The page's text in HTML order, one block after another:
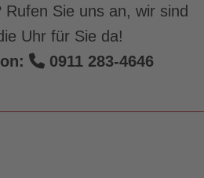
Sie uns an, wir sind
Uhr für Sie da!
0911 283-4646